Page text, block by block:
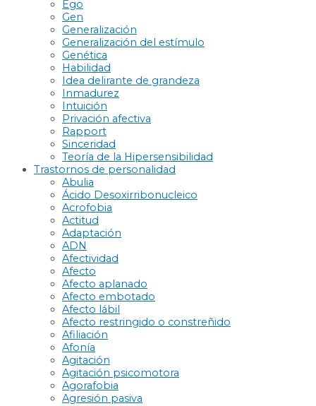
Ego
Gen
Generalización
Generalización del estímulo
Genética
Habilidad
Idea delirante de grandeza
Inmadurez
Intuición
Privación afectiva
Rapport
Sinceridad
Teoría de la Hipersensibilidad
Trastornos de personalidad
Abulia
Ácido Desoxirribonucleico
Acrofobia
Actitud
Adaptación
ADN
Afectividad
Afecto
Afecto aplanado
Afecto embotado
Afecto lábil
Afecto restringido o constreñido
Afiliación
Afonía
Agitación
Agitación psicomotora
Agorafobia
Agresión pasiva